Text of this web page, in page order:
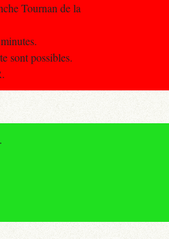
Tournan de la
sont possibles.